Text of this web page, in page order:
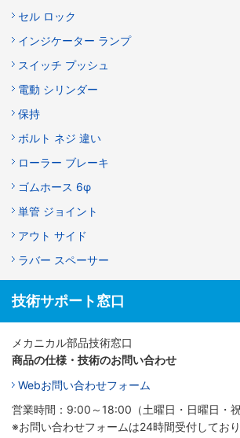
セル ロック
インジケーター ランプ
スイッチ プッシュ
電動 シリンダー
保持
ボルト ネジ 違い
ローラー ブレーキ
ゴムホース 6φ
単管 ジョイント
アウト サイド
ラバー スペーサー
技術サポート窓口
メカニカル部品技術窓口
商品の仕様・技術のお問い合わせ
Webお問い合わせフォーム
営業時間：9:00～18:00（土曜日・日曜日・祝
※お問い合わせフォームは24時間受付しており